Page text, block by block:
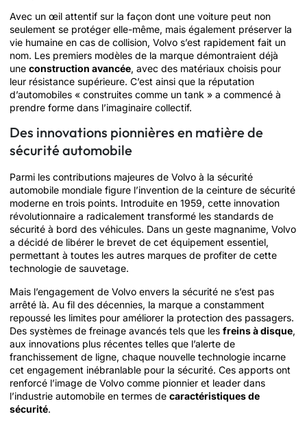
Avec un œil attentif sur la façon dont une voiture peut non
seulement se protéger elle-même, mais également préserver la
vie humaine en cas de collision, Volvo s’est rapidement fait un
nom. Les premiers modèles de la marque démontraient déjà
une construction avancée, avec des matériaux choisis pour
leur résistance supérieure. C’est ainsi que la réputation
d’automobiles « construites comme un tank » a commencé à
prendre forme dans l’imaginaire collectif.
Des innovations pionnières en matière de
sécurité automobile
Parmi les contributions majeures de Volvo à la sécurité
automobile mondiale figure l’invention de la ceinture de sécurité
moderne en trois points. Introduite en 1959, cette innovation
révolutionnaire a radicalement transformé les standards de
sécurité à bord des véhicules. Dans un geste magnanime, Volvo
a décidé de libérer le brevet de cet équipement essentiel,
permettant à toutes les autres marques de profiter de cette
technologie de sauvetage.
Mais l’engagement de Volvo envers la sécurité ne s’est pas
arrêté là. Au fil des décennies, la marque a constamment
repoussé les limites pour améliorer la protection des passagers.
Des systèmes de freinage avancés tels que les freins à disque,
aux innovations plus récentes telles que l’alerte de
franchissement de ligne, chaque nouvelle technologie incarne
cet engagement inébranlable pour la sécurité. Ces apports ont
renforcé l’image de Volvo comme pionnier et leader dans
l’industrie automobile en termes de caractéristiques de
sécurité.